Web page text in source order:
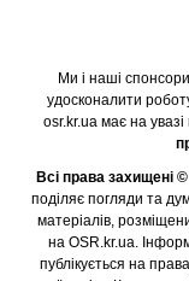
Ми і наші
удосконалити
osr.kr.ua має на
Всі права захищені
поділяє погляди та
матеріалів,
на OSR.kr.ua.
публікується на